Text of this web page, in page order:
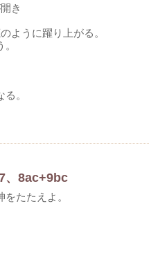
き
ように躍り上がる。
。
、8ac+9bc
たたえよ。